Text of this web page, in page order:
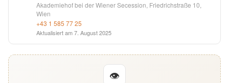
Akademiehof bei der Wiener Secession, Friedrichstraße 10,
Wien
+43 1 585 77 25
Aktualisiert am7. August 2025
👁